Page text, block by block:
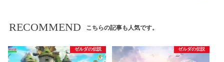
RECOMMEND こちらの記事も人気です。
ゼルダの伝説 ゼルダの伝説